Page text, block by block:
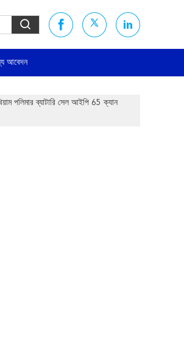
আবেদন
পলিমার ব্যাটারি সেল আইপি 65 ক্যান